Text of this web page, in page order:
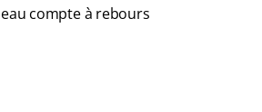
compte à rebours